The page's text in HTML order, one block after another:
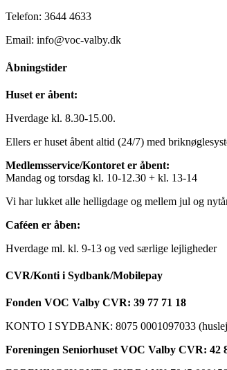
Telefon: 3644 4633
Email: info@voc-valby.dk
Åbningstider
Huset er åbent:
Hverdage kl. 8.30-15.00.
Ellers er huset åbent altid (24/7) med
Medlemsservice/Kontoret er åbent:
Mandag og torsdag kl. 10-12.30 + kl. 13-14
Vi har lukket alle helligdage og mellem jul og
Caféen er åben:
Hverdage ml. kl. 9-13 og ved særlige lejligheder
CVR/Konti i Sydbank/Mobilepay
Fonden VOC Valby CVR: 39 77 71 18
KONTO I SYDBANK: 8075 0001097033
Foreningen Seniorhuset VOC Valby CVR: 42